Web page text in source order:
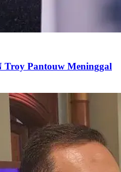
Pantouw Meninggal